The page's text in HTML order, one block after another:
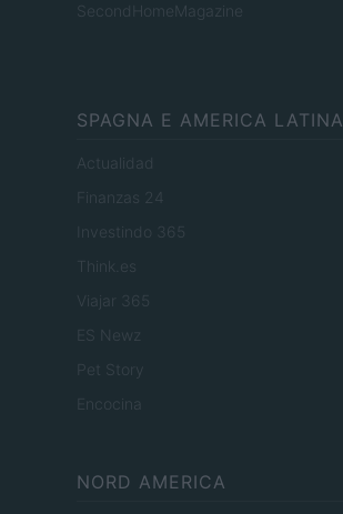
SecondHomeMagazine
SPAGNA E AMERICA LATINA
Actualidad
Finanzas 24
Investindo 365
Think.es
Viajar 365
ES Newz
Pet Story
Encocina
NORD AMERICA